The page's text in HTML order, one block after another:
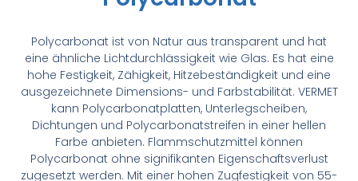
KARTON ›
SCHAUMDICHTUNGEN
›
Polycarbonat ist von Natur aus transparent und hat
eine ähnliche Lichtdurchlässigkeit wie Glas. Es hat eine
hohe Festigkeit, Zähigkeit, Hitzebeständigkeit und eine
ausgezeichnete Dimensions- und Farbstabilität. VERMET
kann Polycarbonatplatten, Unterlegscheiben,
Dichtungen und Polycarbonatstreifen in einer hellen
Farbe anbieten. Flammschutzmittel können
Polycarbonat ohne signifikanten Eigenschaftsverlust
zugesetzt werden. Mit einer hohen Zugfestigkeit von 55-